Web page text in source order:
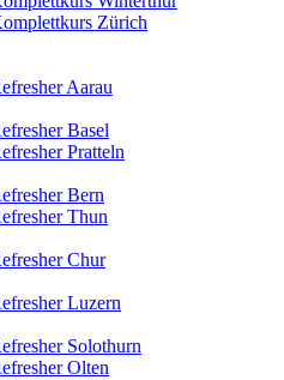
Zürich
Aarau
Basel
Pratteln
Bern
Thun
Chur
Luzern
Solothurn
Olten